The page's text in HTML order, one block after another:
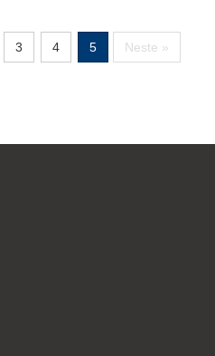
3 4 5 Neste »